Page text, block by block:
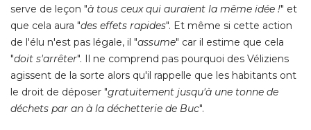
serve de leçon "à tous ceux qui auraient la même idée !" et
que cela aura "des effets rapides". Et même si cette action
de l'élu n'est pas légale, il "assume" car il estime que cela
"doit s'arrêter". Il ne comprend pas pourquoi des Véliziens
agissent de la sorte alors qu'il rappelle que les habitants ont
le droit de déposer "gratuitement jusqu'à une tonne de
déchets par an à la déchetterie de Buc".